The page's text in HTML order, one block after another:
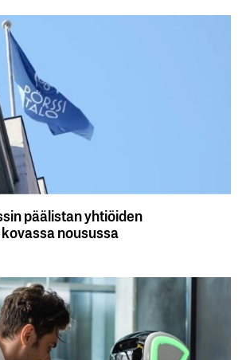
päälistan yhtiöiden
nousussa